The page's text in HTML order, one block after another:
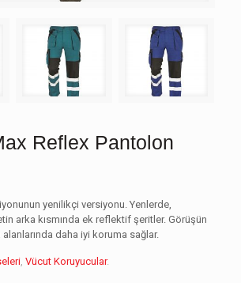
Reflex Pantolon
yenilikçi versiyonu. Yenlerde,
arka kısmında ek reflektif şeritler. Görüşün
daha iyi koruma sağlar.
, Vücut Koruyucular.